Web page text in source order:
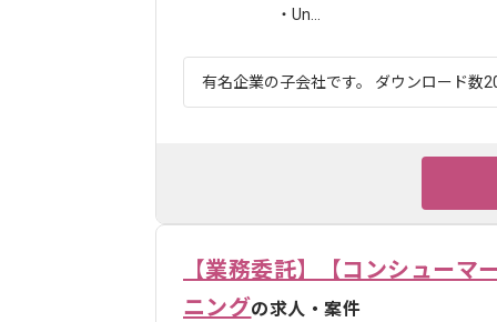
・Un...
有名企業の子会社です。 ダウンロード数
【業務委託】【コンシュー
ニングの求人・案件